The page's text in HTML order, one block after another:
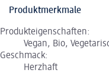
Produktmerkmale
Produkteigenschaften:
Vegan, Bio,
Geschmack:
Herzhaft